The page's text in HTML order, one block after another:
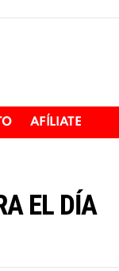
AFÍLIATE
EL DÍA